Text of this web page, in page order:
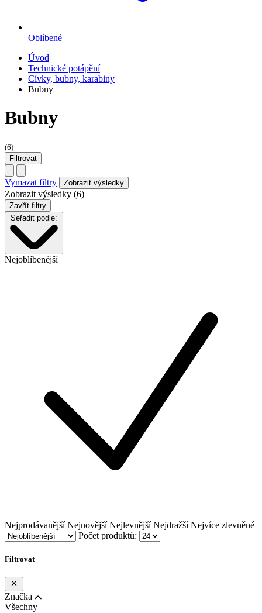
Oblíbené
Úvod
Technické potápění
Cívky, bubny, karabiny
Bubny
Bubny
(6)
Filtrovat
Vymazat filtry
Zobrazit výsledky (6)
Zavřít filtry
Seřadit podle:
Nejoblíbenější
NejprodávanějšíNejnovějšíNejlevnějšíNejdražšíNejvíce zlevněné
Počet produktů:
Filtrovat
Značka
Všechny